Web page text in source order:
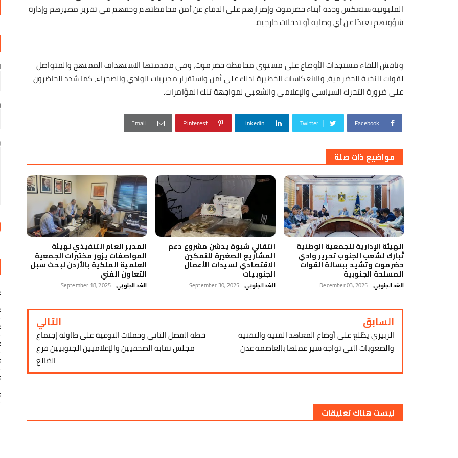
المليونية ستعكس وحدة أبناء حضرموت وإصرارهم على الدفاع عن أمن محافظتهم وحقهم في تقرير مصيرهم وإدارة
شؤونهم بعيدًا عن أي وصاية أو تدخلات خارجية.
وناقش اللقاء مستجدات الأوضاع على مستوى محافظة حضرموت، وفي مقدمتها الاستهداف الممنهج والمتواصل
لقوات النخبة الحضرمية، والانعكاسات الخطيرة لذلك على أمن واستقرار مديريات الوادي والصحراء، كما شدد الحاضرون
على ضرورة التحرك السياسي والإعلامي والشعبي لمواجهة تلك المؤامرات.
Facebook
Twitter
Linkedin
Pinterest
Email
مواضيع ذات صلة
الهيئة الإدارية للجمعية الوطنية
تُبارك لشعب الجنوب تحرير وادي
حضرموت وتشيد ببسالة القوات
المسلحة الجنوبية
الغد الجنوبي December 03, 2025
انتقالي شبوة يدشن مشروع دعم
المشاريع الصغيرة للتمكين
الاقتصادي لسيدات الأعمال
الجنوبيات
الغد الجنوبي September 30, 2025
المدير العام التنفيذي لهيئة
المواصفات يزور مختبرات الجمعية
العلمية الملكية بالأردن لبحث سبل
التعاون الفني
الغد الجنوبي September 18, 2025
السابق
الربيزي يطّلع على أوضاع المعاهد الفنية والتقنية
والصعوبات التي تواجه سير عملها بالعاصمة عدن
التالي
خطة الفصل الثاني وحملات التوعية على طاولة إجتماع
مجلس نقابة الصحفيين والإعلاميين الجنوبيين فرع
الضالع
ليست هناك تعليقات